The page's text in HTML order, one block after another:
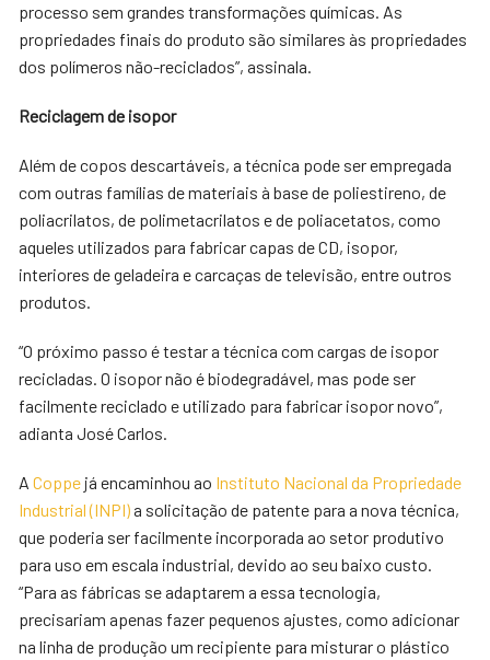
processo sem grandes transformações químicas. As
propriedades finais do produto são similares às propriedades
dos polímeros não-reciclados”, assinala.
Reciclagem de isopor
Além de copos descartáveis, a técnica pode ser empregada
com outras famílias de materiais à base de poliestireno, de
poliacrilatos, de polimetacrilatos e de poliacetatos, como
aqueles utilizados para fabricar capas de CD, isopor,
interiores de geladeira e carcaças de televisão, entre outros
produtos.
“O próximo passo é testar a técnica com cargas de isopor
recicladas. O isopor não é biodegradável, mas pode ser
facilmente reciclado e utilizado para fabricar isopor novo”,
adianta José Carlos.
ACoppe já encaminhou ao Instituto Nacional da Propriedade
Industrial (INPI)a solicitação de patente para a nova técnica,
que poderia ser facilmente incorporada ao setor produtivo
para uso em escala industrial, devido ao seu baixo custo.
“Para as fábricas se adaptarem a essa tecnologia,
precisariam apenas fazer pequenos ajustes, como adicionar
na linha de produção um recipiente para misturar o plástico